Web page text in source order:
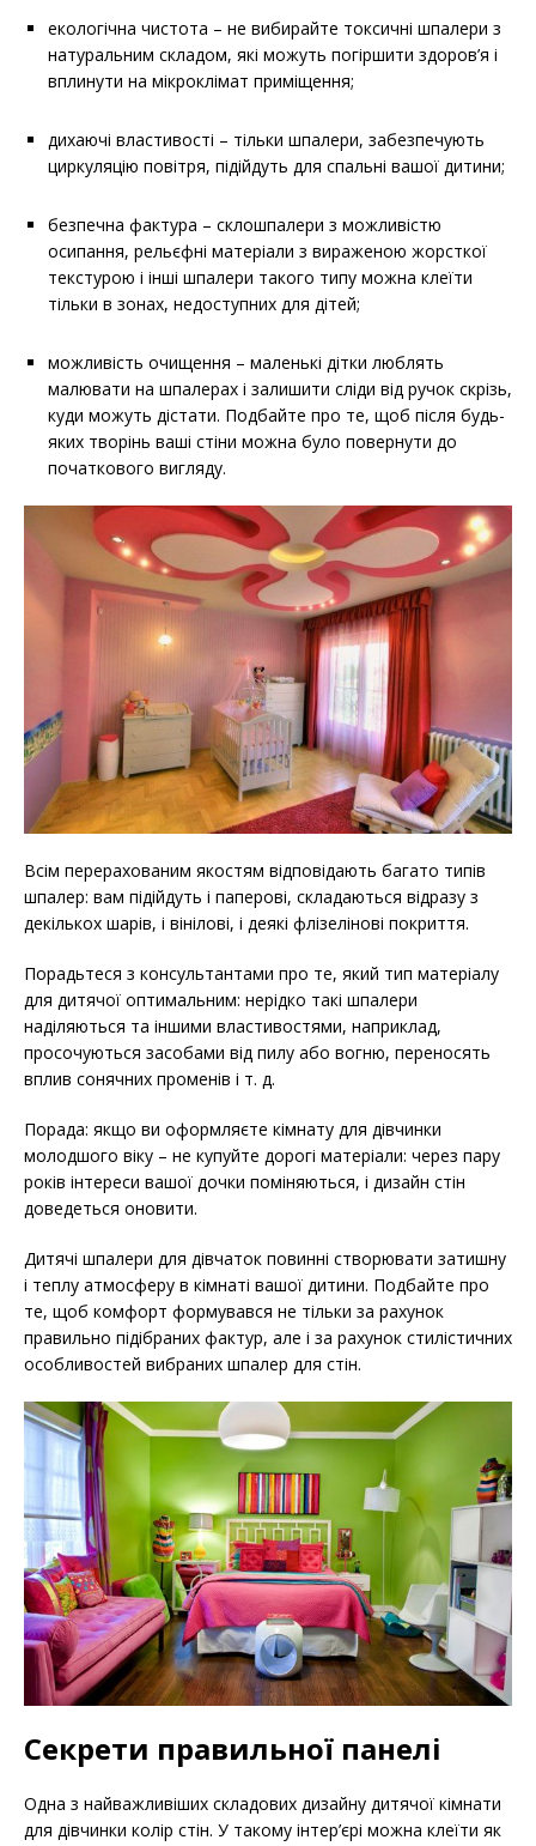
екологічна чистота – не вибирайте токсичні шпалери з
натуральним складом, які можуть погіршити здоров’я і
вплинути на мікроклімат приміщення;
дихаючі властивості – тільки шпалери, забезпечують
циркуляцію повітря, підійдуть для спальні вашої дитини;
безпечна фактура – склошпалери з можливістю
осипання, рельєфні матеріали з вираженою жорсткої
текстурою і інші шпалери такого типу можна клеїти
тільки в зонах, недоступних для дітей;
можливість очищення – маленькі дітки люблять
малювати на шпалерах і залишити сліди від ручок скрізь,
куди можуть дістати. Подбайте про те, щоб після будь-
яких творінь ваші стіни можна було повернути до
початкового вигляду.
Всім перерахованим якостям відповідають багато типів
шпалер: вам підійдуть і паперові, складаються відразу з
декількох шарів, і вінілові, і деякі флізелінові покриття.
Порадьтеся з консультантами про те, який тип матеріалу
для дитячої оптимальним: нерідко такі шпалери
наділяються та іншими властивостями, наприклад,
просочуються засобами від пилу або вогню, переносять
вплив сонячних променів і т. д.
Порада: якщо ви оформляєте кімнату для дівчинки
молодшого віку – не купуйте дорогі матеріали: через пару
років інтереси вашої дочки поміняються, і дизайн стін
доведеться оновити.
Дитячі шпалери для дівчаток повинні створювати затишну
і теплу атмосферу в кімнаті вашої дитини. Подбайте про
те, щоб комфорт формувався не тільки за рахунок
правильно підібраних фактур, але і за рахунок стилістичних
особливостей вибраних шпалер для стін.
Секрети правильної панелі
Одна з найважливіших складових дизайну дитячої кімнати
для дівчинки колір стін. У такому інтер’єрі можна клеїти як